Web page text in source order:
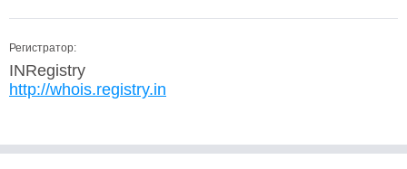
Регистратор:
INRegistry
http://whois.registry.in